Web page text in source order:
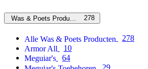
Was & Poets Producten 278
Alle Was & Poets Producten
278
Armor All
10
Meguiar's
64